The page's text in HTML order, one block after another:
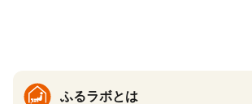
ふるラボとは